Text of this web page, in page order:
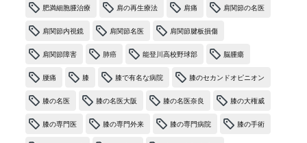
肥満細胞腫治療 肩の再生療法 肩痛 肩関節の名医
肩関節内視鏡 肩関節名医 肩関節腱板損傷
肩関節障害 肺癌 能登川高校野球部 脳腫瘍
腰痛 膝 膝で有名な病院 膝のセカンドオピニオン
膝の名医 膝の名医大阪 膝の名医奈良 膝の大権威
膝の専門医 膝の専門外来 膝の専門病院 膝の手術